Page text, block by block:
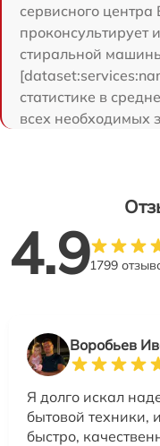
сервисного
проконсультирует
стиральной
статистике в
всех необходимых
4.91799
Воробьев
Я долго искал
бытовой техники,
быстро,